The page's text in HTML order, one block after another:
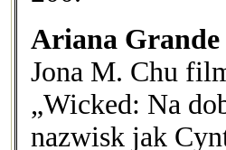
Ariana Grande
Jona M. Chu
„Wicked: Na
nazwisk jak